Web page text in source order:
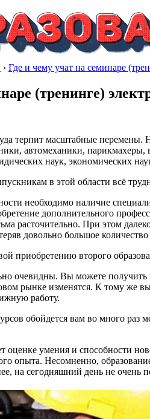
› Где и чему учат на семинаре
(тренинге)
терпит масштабные перемены.
автомеханики,
наук, экономических
в этой области всё
необходимо наличие
дополнительного
расточительно. При этом
довольно большое
приобретению второго
очевидны. Вы можете получить
рынке изменятся. К тому же
работу.
обойдется вам во много раз
оценке умения и способности
опыта. Несомненно,
на сегодняшний день не очень